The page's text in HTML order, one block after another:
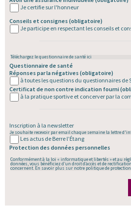
Je certifie sur l'honneur
Conseils et consignes (obligatoire)
Je participe en respectant les conseils et
Téléchargez le questionnaire de santéici
Questionnaire de santé
Réponses par la négatives (obligatoire)
à toutes les questions du questionnaires de
Certificat de non contre indication fourni
à la pratique sportive et concerver par la
Inscription à la newsletter
Je souhaite recevoir par email chaque semaine la lettre
Les actus de Berre l’Étang
Protection des données personnelles
Conformément à la loi « informatique et libertés » et au
données, vous bénéficiez d’un droit d’accès et de
concernent. En savoir plus sur notre politique de protection